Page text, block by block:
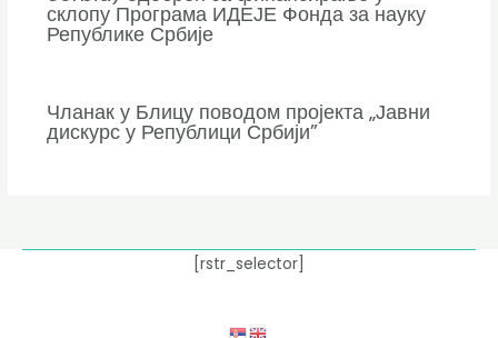
склопу Програма ИДЕЈЕ Фонда за науку
Републике Србије
Чланак у Блицу поводом пројекта „Јавни
дискурс у Републици Србији”
[rstr_selector]